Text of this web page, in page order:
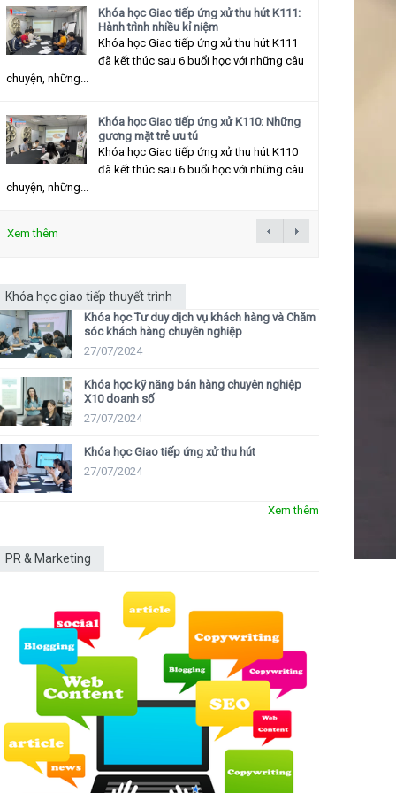
Khóa học Giao tiếp ứng xử thu hút K111:
Hành trình nhiều kỉ niệm
Khóa học Giao tiếp ứng xử thu hút K111
đã kết thúc sau 6 buổi học với những câu
chuyện, những...
Khóa học Giao tiếp ứng xử K110: Những
gương mặt trẻ ưu tú
Khóa học Giao tiếp ứng xử thu hút K110
đã kết thúc sau 6 buổi học với những câu
chuyện, những...
Xem thêm
Khóa học giao tiếp thuyết trình
Khóa học Tư duy dịch vụ khách hàng và Chăm
sóc khách hàng chuyên nghiệp
27/07/2024
Khóa học kỹ năng bán hàng chuyên nghiệp
X10 doanh số
27/07/2024
Khóa học Giao tiếp ứng xử thu hút
27/07/2024
Xem thêm
PR & Marketing